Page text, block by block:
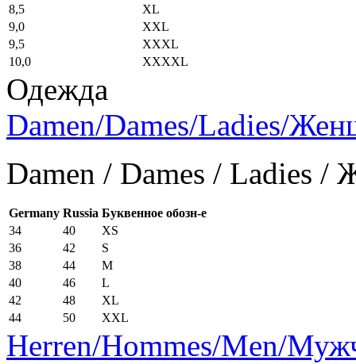
8,5
XL
9,0
XXL
9,5
XXXL
10,0
XXXXL
Одежда
Damen/Dames/Ladies/
Damen / Dames / Ladies
Germany Russia Буквенное обозн-е
34
40
XS
36
42
S
38
44
M
40
46
L
42
48
XL
44
50 XXL
Herren/Hommes/Men/